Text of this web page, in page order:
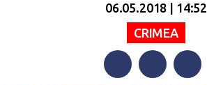
06.05.2018 | 14:52
CRIMEA